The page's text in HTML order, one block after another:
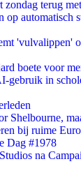
zondag terug
automatisch
'vulvalippen'
boete voor
gebruik in
Shelbourne,
bij ruime
Dag #1978
na